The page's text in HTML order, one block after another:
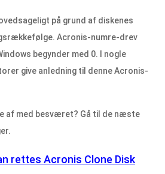
på grund af diskenes
Acronis-numre-drev
begynder med 0. I nogle
give anledning til denne Acronis-
af med besværet? Gå til de næste
rettes Acronis Clone Disk